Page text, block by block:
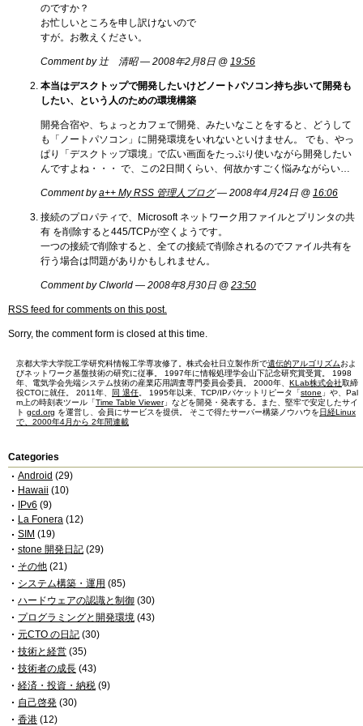
のですか？
お忙しいところを申し訳けないので
すが。お教えください。
Comment by 辻 清昭 — 2008年2月8日 @ 19:56
本当はデスクトップで開発したいけどノートパソコン持ち歩いて開発も
したい、という人のための環境構築
開発合宿や、ちょっとカフェで開発、みたいなことをすると、どうして
も「ノートパソコン」に開発環境をいれないといけません。 でも、やっ
ぱり「デスクトップ環境」で広い画面をたっぷり使いながら開発したい
んですよね・・・ で、この2日間くらい、何故かすごく悩みながらい…
Comment bya++ My RSS 管理人ブログ— 2008年4月24日 @ 16:06
接続のプロパティで、Microsoft ネットワーク用ファイルとプリンタの共
有 を削除すると445/TCPが空くようです。
一つの接続で削除すると、全ての接続で削除されるのでファイル共有を
行う場合は問題がありかもしれません。
Comment by Clworld — 2008年8月30日 @ 23:50
RSS feed for comments on this post.
Sorry, the comment form is closed at this time.
京都大学大学院工学研究科情報工学専攻修了。株式会社日立製作所で遺伝的アルゴリズムおよ
びネットワーク基盤技術の研究に従事。 1997年に情報処理学会山下記念研究賞受賞。 1998
年、電気学会先端システム技術の産業応用調査専門委員会委員。 2000年、 KLab株式会社取締
役CTOに就任。 2011年、
同 退任 。 1995年以来、TCP/IPパケットリピータ「stone 」や、Pal
m上の時刻表ツール「Time Table Viewer」などを開発・発表する。また、堅牢で安定したサイ
ト gcd.org を運営し、会員にサービスを提供。 そこで得たサーバー構築ノウハウを日経Linux
で、2000年4月から 2年間連載
Categories
Android (29)
Hawaii (10)
IPv6 (9)
La Fonera (12)
SIM (19)
stone 開発日記 (29)
その他 (21)
システム構築・運用 (85)
ハードウェアの認識と制御 (30)
プログラミングと開発環境 (43)
元CTO の日記 (30)
技術と経営 (35)
技術者の成長 (43)
経済・投資・納税 (9)
自己啓発 (30)
香港 (12)